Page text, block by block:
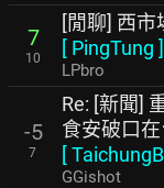
7
10
[閒聊] 西市
[ PingTung ]
LPbro
-5
7
Re: [新聞]
食安破口
[
GGishot